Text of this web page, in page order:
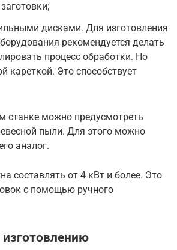
дисками. Для изготовления
рекомендуется делать
процесс обработки. Но
кареткой. Это способствует
станке можно предусмотреть
пыли. Для этого можно
аналог.
составлять от 4 кВт и более. Это
с помощью ручного